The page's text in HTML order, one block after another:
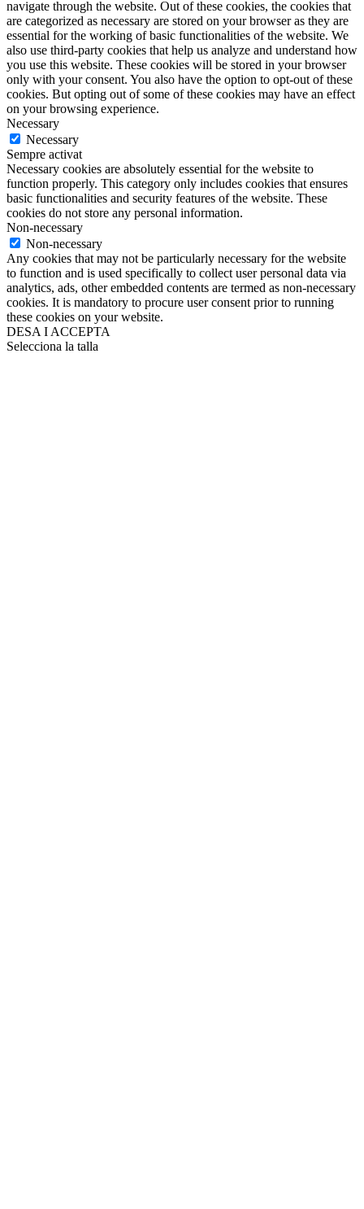
navigate through the website. Out of these cookies, the cookies that
are categorized as necessary are stored on your browser as they are
essential for the working of basic functionalities of the website. We
also use third-party cookies that help us analyze and understand how
you use this website. These cookies will be stored in your browser
only with your consent. You also have the option to opt-out of these
cookies. But opting out of some of these cookies may have an effect
on your browsing experience.
Necessary
Necessary
Sempre activat
Necessary cookies are absolutely essential for the website to
function properly. This category only includes cookies that ensures
basic functionalities and security features of the website. These
cookies do not store any personal information.
Non-necessary
Non-necessary
Any cookies that may not be particularly necessary for the website
to function and is used specifically to collect user personal data via
analytics, ads, other embedded contents are termed as non-necessary
cookies. It is mandatory to procure user consent prior to running
these cookies on your website.
DESA I ACCEPTA
Selecciona la talla